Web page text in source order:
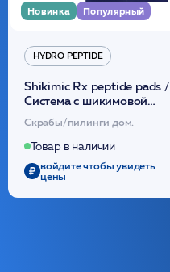
Новинка Популярный
HYDRO PEPTIDE
Shikimic Rx peptide pads /
Cистема с шикимовой
кислотой обновляющая
(30шт) /HP
Скрабы/пилинги дом.
Товар в наличии
войдите чтобы увидеть
цены